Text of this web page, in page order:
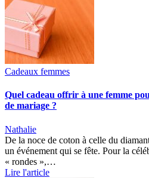
Cadeaux femmes
Quel cadeau offrir à une femme
de mariage ?
Nathalie
De la noce de coton à celle du
un événement qui se fête. Pour la
« rondes »,…
Lire l'article